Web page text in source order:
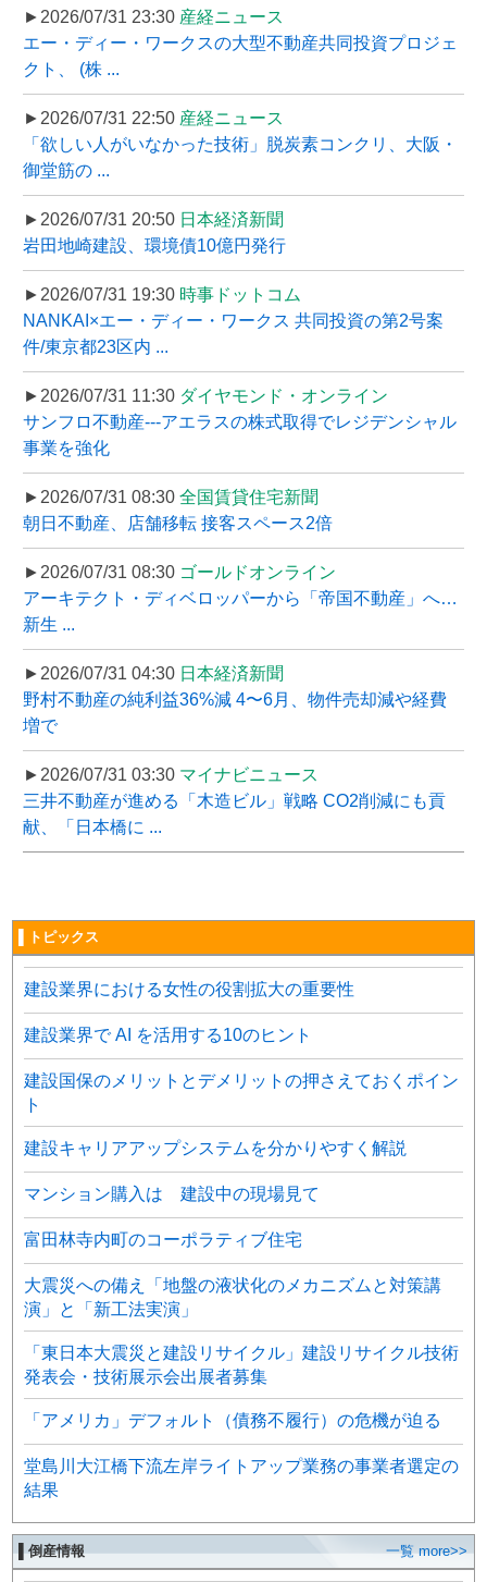
►2026/07/31 23:30 産経ニュース
エー・ディー・ワークスの大型不動産共同投資プロジェ
クト、 (株 ...
►2026/07/31 22:50 産経ニュース
「欲しい人がいなかった技術」脱炭素コンクリ、大阪・
御堂筋の ...
►2026/07/31 20:50 日本経済新聞
岩田地崎建設、環境債10億円発行
►2026/07/31 19:30 時事ドットコム
NANKAI×エー・ディー・ワークス 共同投資の第2号案
件/東京都23区内 ...
►2026/07/31 11:30 ダイヤモンド・オンライン
サンフロ不動産---アエラスの株式取得でレジデンシャル
事業を強化
►2026/07/31 08:30 全国賃貸住宅新聞
朝日不動産、店舗移転 接客スペース2倍
►2026/07/31 08:30 ゴールドオンライン
アーキテクト・ディベロッパーから「帝国不動産」へ…
新生 ...
►2026/07/31 04:30 日本経済新聞
野村不動産の純利益36%減 4〜6月、物件売却減や経費
増で
►2026/07/31 03:30 マイナビニュース
三井不動産が進める「木造ビル」戦略 CO2削減にも貢
献、「日本橋に ...
▌トピックス
建設業界における女性の役割拡大の重要性
建設業界で AI を活用する10のヒント
建設国保のメリットとデメリットの押さえておくポイン
ト
建設キャリアアップシステムを分かりやすく解説
マンション購入は 建設中の現場見て
富田林寺内町のコーポラティブ住宅
大震災への備え「地盤の液状化のメカニズムと対策講
演」と「新工法実演」
「東日本大震災と建設リサイクル」建設リサイクル技術
発表会・技術展示会出展者募集
「アメリカ」デフォルト（債務不履行）の危機が迫る
堂島川大江橋下流左岸ライトアップ業務の事業者選定の
結果
▌倒産情報 一覧 more>>